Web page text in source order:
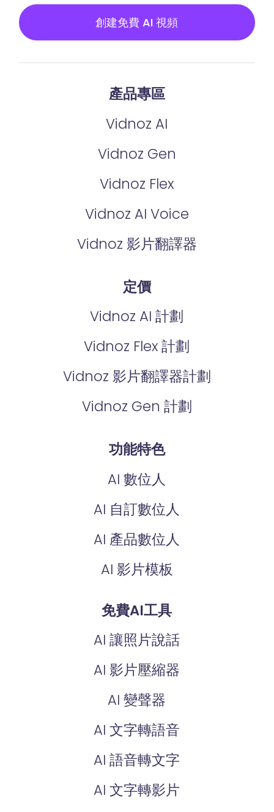
創建免費 AI 視頻
產品專區
Vidnoz AI
Vidnoz Gen
Vidnoz Flex
Vidnoz AI Voice
Vidnoz 影片翻譯器
定價
Vidnoz AI 計劃
Vidnoz Flex 計劃
Vidnoz 影片翻譯器計劃
Vidnoz Gen 計劃
功能特色
AI 數位人
AI 自訂數位人
AI 產品數位人
AI 影片模板
免費AI工具
AI 讓照片說話
AI 影片壓縮器
AI 變聲器
AI 文字轉語音
AI 語音轉文字
AI 文字轉影片